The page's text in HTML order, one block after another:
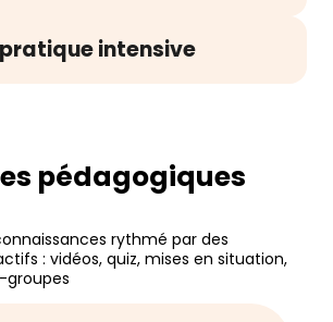
pratique intensive
pédagogiques
rythmé par des
: vidéos, quiz, mises en situation,
groupes